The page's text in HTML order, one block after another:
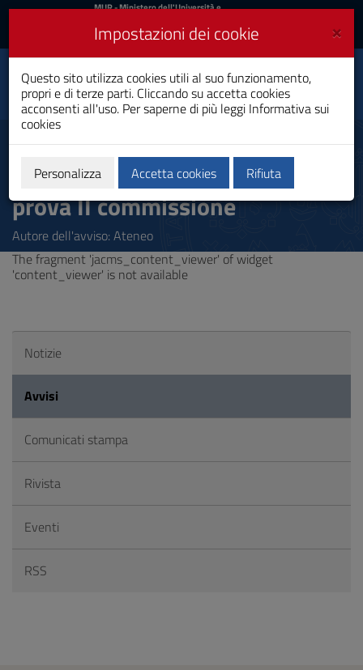
Vai
al
navigazione
del
sito
Vai
al
Footer
MIUR
Accedi
MUR- Ministero dell'Università e
Accedi UniCA News
Toggle
navigation
Università degli
Studi di Cagliari
Esame di Stato Psicologo II
sessione 2020 - Nuovo Link alla
prova II commissione
Autore dell'avviso: Ateneo
The fragment 'jacms_content_viewer' of widget
'content_viewer' is not available
Notizie
Avvisi
Comunicati stampa
Rivista
Eventi
RSS
×
Impostazioni dei cookie
Questo sito utilizza cookies utili al suo funzionamento,
propri e di terze parti. Cliccando su accetta cookies
acconsenti all'uso. Per saperne di più leggi Informativa sui
cookies
Personalizza Accetta cookies Rifiuta